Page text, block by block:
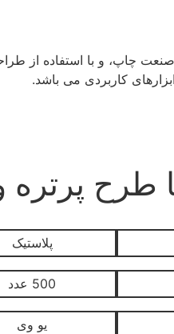
صنعت چاپ، و با استفاده از
کاربردی می باشد.
طرح پرتره
پلاستیک
500 عدد
یو وی